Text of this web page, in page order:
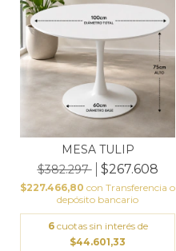
MESA TULIP
$382.297
$267.608
$227.466,80 con Transferencia o
depósito bancario
6 cuotas sin interés de
$44.601,33